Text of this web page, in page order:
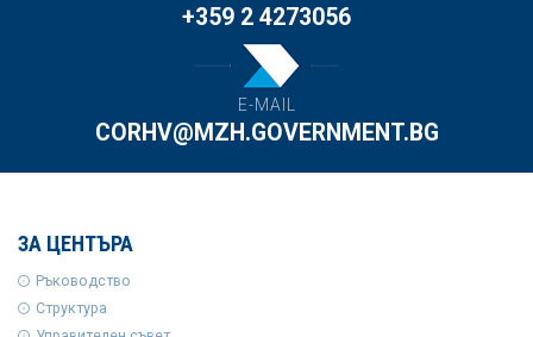
+359 2 4273056
E-MAIL
CORHV@MZH.GOVERNMENT.BG
ЗА ЦЕНТЪРА
Ръководство
Структура